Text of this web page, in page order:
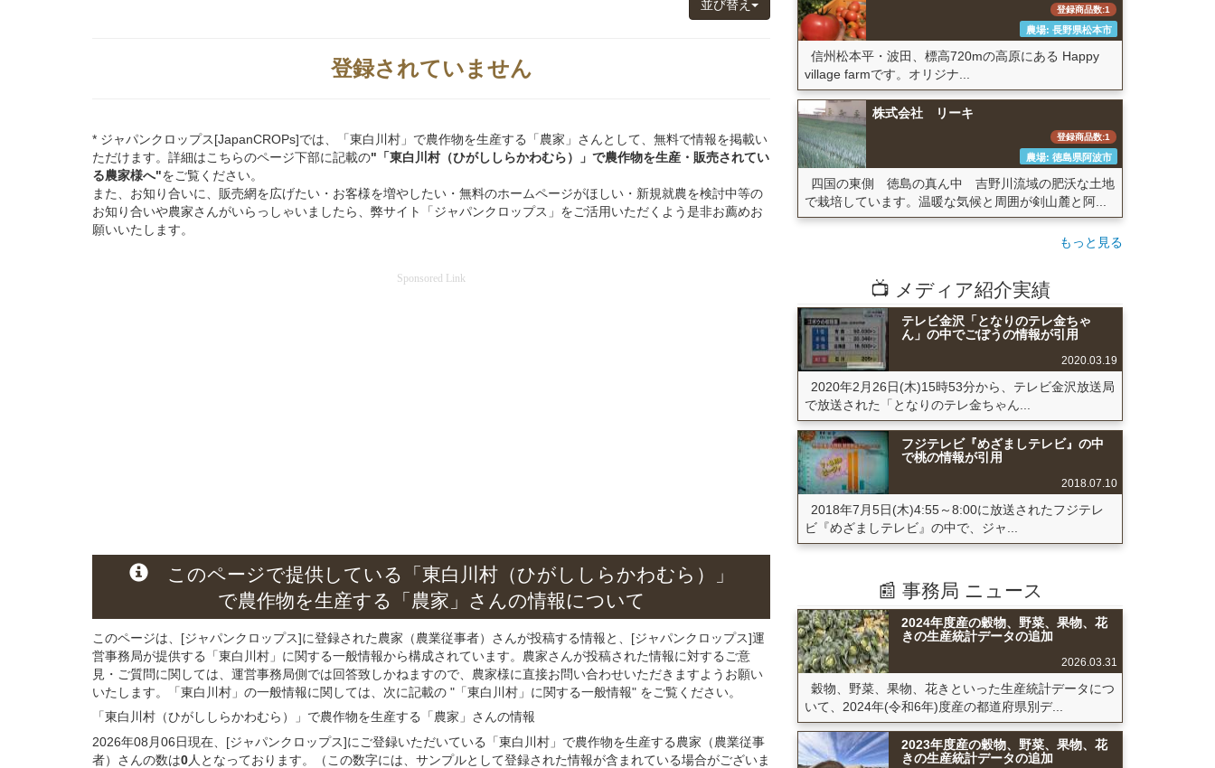
並び替え
登録されていません
* ジャパンクロップス[JapanCROPs]では、「東白川村」で農作物を生産する「農家」さんとして、無料で情報を掲載い
ただけます。詳細はこちらのページ下部に記載の"「東白川村（ひがししらかわむら）」 で農作物を生産・販売されてい
る農家様へ"をご覧ください。
また、お知り合いに、販売網を広げたい・お客様を増やしたい・無料のホームページがほしい・新規就農を検討中等の
お知り合いや農家さんがいらっしゃいましたら、弊サイト「ジャパンクロップス」をご活用いただくよう是非お薦めお
願いいたします。
Sponsored Link
このページで提供している
「東白川村（ひがししらかわむら）」
で農作物を生産する
「農家」さんの情報について
このページは、[ジャパンクロップス]に登録された農家（農業従事者）さんが投稿する情報と、[ジャパンクロップス]運
営事務局が提供する「東白川村」に関する一般情報から構成されています。農家さんが投稿された情報に対するご意
見・ご質問に関しては、運営事務局側では回答致しかねますので、農家様に直接お問い合わせいただきますようお願い
いたします。「東白川村」の一般情報に関しては、次に記載の "「東白川村」に関する一般情報" をご覧ください。
「東白川村（ひがししらかわむら）」 で農作物を生産する 「農家」さんの情報
2026年08月06日現在、[ジャパンクロップス]にご登録いただいている「東白川村」で農作物を生産する農家（農業従事
者）さんの数は0人となっております。（この数字には、サンプルとして登録された情報が含まれている場合がございま
登録商品数:1
農場: 長野県松本市
信州松本平・波田、標高720mの高原にある Happy
village farmです。オリジナ...
株式会社 リーキ
登録商品数:1
農場: 徳島県阿波市
四国の東側 徳島の真ん中 吉野川流域の肥沃な土地
で栽培しています。温暖な気候と周囲が剣山麓と阿...
もっと見る
📺 メディア紹介実績
テレビ金沢「となりのテレ金ちゃ
ん」の中でごぼうの情報が引用
2020.03.19
2020年2月26日(木)15時53分から、テレビ金沢放送局
で放送された「となりのテレ金ちゃん...
フジテレビ『めざましテレビ』の中
で桃の情報が引用
2018.07.10
2018年7月5日(木)4:55～8:00に放送されたフジテレ
ビ『めざましテレビ』の中で、ジャ...
📰 事務局 ニュース
2024年度産の穀物、野菜、果物、花
きの生産統計データの追加
2026.03.31
穀物、野菜、果物、花きといった生産統計データにつ
いて、2024年(令和6年)度産の都道府県別デ...
2023年度産の穀物、野菜、果物、花
きの生産統計データの追加